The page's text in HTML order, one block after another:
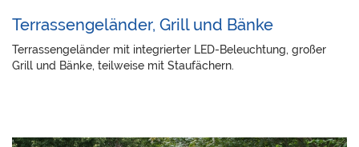
Terrassengeländer, Grill und Bänke
Terrassengeländer mit integrierter LED-Beleuchtung, großer
Grill und Bänke, teilweise mit Staufächern.